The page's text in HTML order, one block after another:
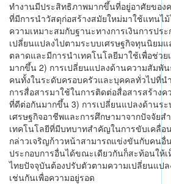
ทำงานมีประสิทธิภาพมากขึ้นที่อยู่อาศัยขอ
ที่มีการนำวัสดุก่อสร้างสมัยใหม่มาใช้แทนไ
ความเหมาะสมกับฐานะทางการเงินการปร
เปลี่ยนแปลงไปตามระบบเศรษฐกิจทุนนิยมแ
ตลาดและมีการนำเทคโนโลยีมาใช้เพื่อช่วย
มากขึ้น 2) การเปลี่ยนแปลงด้านความสัมพั
คนทั้งในระดับครอบครัวและบุคคลทั่วไปที่น
การสื่อสารมาใช้ในการติดต่อสื่อสารสร้าง
ที่ดีต่อกันมากขึ้น 3) การเปลี่ยนแปลงด้านร
เศรษฐกิจอาชีพและการศึกษามาจากปัจจัย
เทคโนโลยีที่มีบทบาทสำคัญในการขับเคลื่อ
กล่าวเจริญก้าวหน้าสามารถแข่งขันกับคนอื่
ประกอบการอื่นได้ขณะเดียวกันก็สะท้อนให้
ไทยปัจจุบันต้องปรับตัวตามความเปลี่ยนแป
เช่นกันเพื่อความอยู่รอด